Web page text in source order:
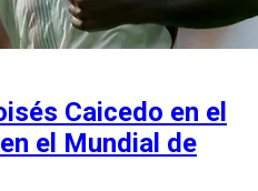
Caicedo en el
el Mundial de